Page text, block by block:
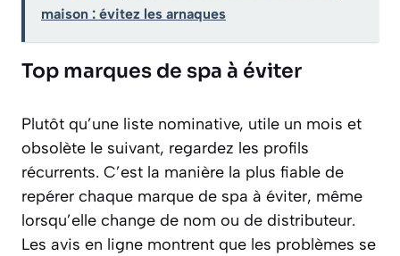
maison : évitez les arnaques
Top marques de spa à éviter
Plutôt qu’une liste nominative, utile un mois et
obsolète le suivant, regardez les profils
récurrents. C’est la manière la plus fiable de
repérer chaque marque de spa à éviter, même
lorsqu’elle change de nom ou de distributeur.
Les avis en ligne montrent que les problèmes se